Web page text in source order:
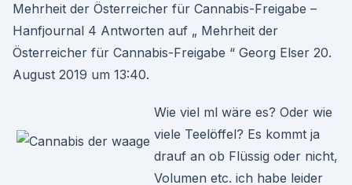
Mehrheit der Österreicher für Cannabis-Freigabe –
Hanfjournal 4 Antworten auf „ Mehrheit der
Österreicher für Cannabis-Freigabe “ Georg Elser 20.
August 2019 um 13:40.
Wie viel ml wäre es? Oder wie
viele Teelöffel? Es kommt ja
drauf an ob Flüssig oder nicht,
Volumen etc. ich habe leider